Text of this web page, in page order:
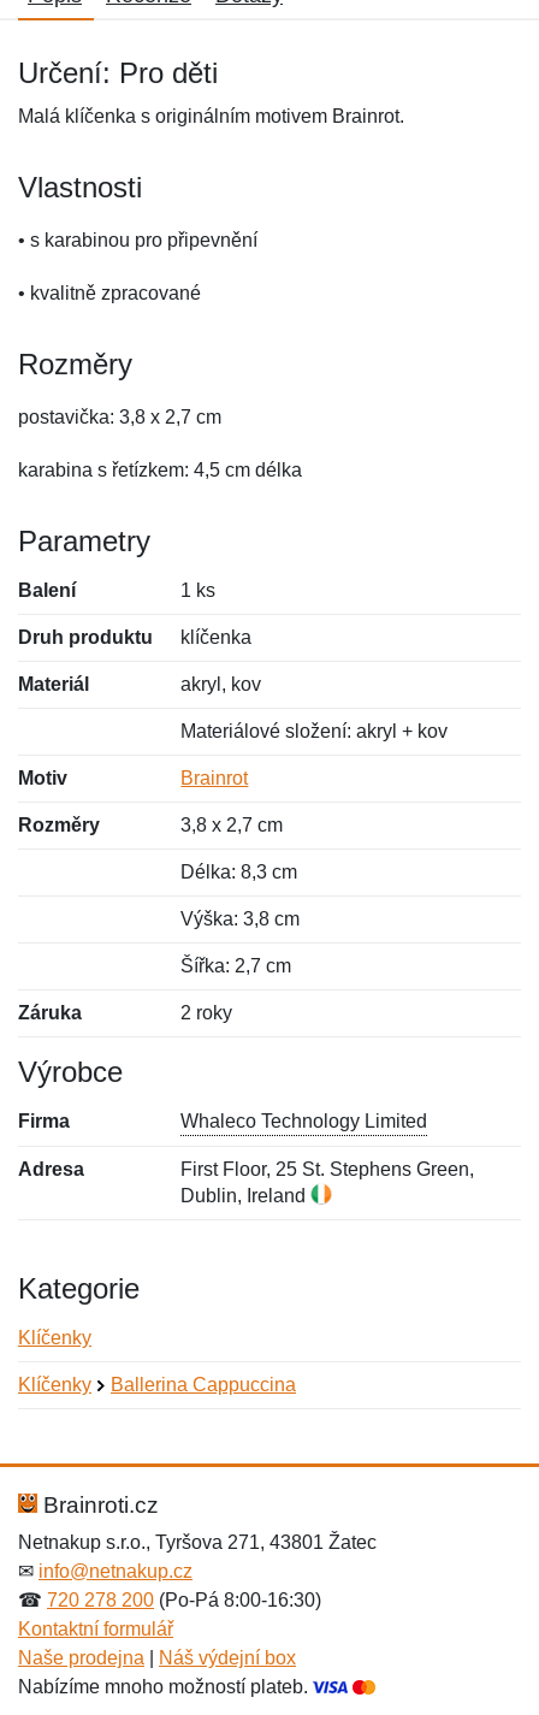
Určení: Pro děti
Malá klíčenka s originálním motivem Brainrot.
Vlastnosti
• s karabinou pro připevnění
• kvalitně zpracované
Rozměry
postavička: 3,8 x 2,7 cm
karabina s řetízkem: 4,5 cm délka
Parametry
Balení 1 ks
Druh produktu klíčenka
Materiál akryl, kov
Materiálové složení: akryl + kov
Motiv Brainrot
Rozměry 3,8 x 2,7 cm
Délka: 8,3 cm
Výška: 3,8 cm
Šířka: 2,7 cm
Záruka 2 roky
Výrobce
Firma Whaleco Technology Limited
Adresa
First Floor, 25 St. Stephens Green,
Dublin, Ireland
Kategorie
Klíčenky
Klíčenky Ballerina Cappuccina
Hodnocení:
Jméno: *
Jméno:
E-mail:*
Brainroti.cz
Netnakup s.r.o., Tyršova 271, 43801 Žatec
✉ info@netnakup.cz
☎ 720 278 200 (Po-Pá 8:00-16:30)
Kontaktní formulář
Naše prodejna
Náš výdejní box
Nabízíme mnoho možností plateb.